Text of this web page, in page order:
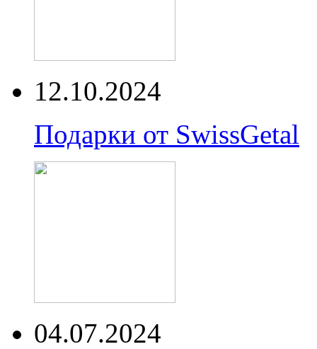
12.10.2024
Подарки от SwissGetal
04.07.2024